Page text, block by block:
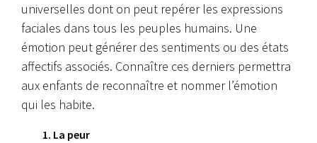
universelles dont on peut repérer les expressions
faciales dans tous les peuples humains. Une
émotion peut générer des sentiments ou des états
affectifs associés. Connaître ces derniers permettra
aux enfants de reconnaître et nommer l’émotion
qui les habite.
1. La peur